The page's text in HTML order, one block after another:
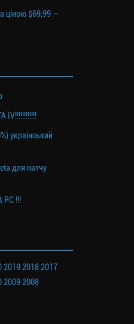
ціною $69,99 —
IV!!!!!!!!!!!!
український
для патчу
!!!
201920182017
20092008